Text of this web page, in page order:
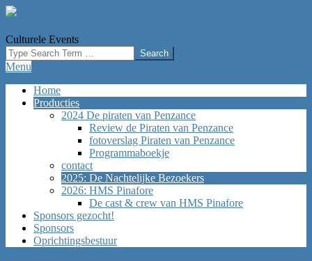
Skip
content
Culturele Events
Search
Primary
Menu
Menu
Home
Producties
2024 De piraten van Penzance
Review de Piraten van Penzance
fotoverslag Piraten van Penzance
Programmaboekje
contact
2025: De Nachtelijke Bezoekers
2026: HMS Pinafore
De cast & crew van HMS Pinafore
Sponsors gezocht!
Sponsors
Oprichtingsbestuur